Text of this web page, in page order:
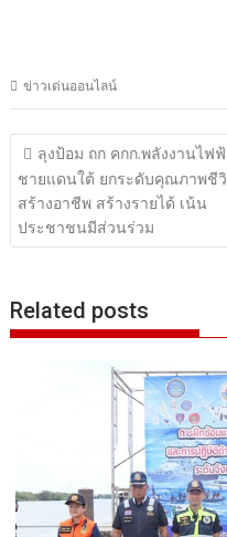
ข่าวเด่นออนไลน์
แนะแนว
เรื่อง
ลุงป้อม ถก คกก.พลังงานไฟ
ชายแดนใต้ ยกระดับคุณภาพชี
สร้างอาชีพ สร้างรายได้ เน้น
ประชาชนมีส่วนร่วม
Related posts